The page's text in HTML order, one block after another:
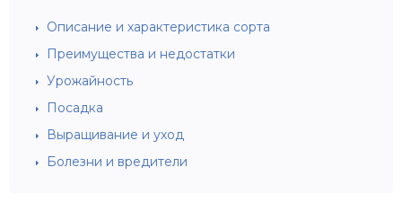
Описание и характеристика сорта
Преимущества и недостатки
Урожайность
Посадка
Выращивание и уход
Болезни и вредители